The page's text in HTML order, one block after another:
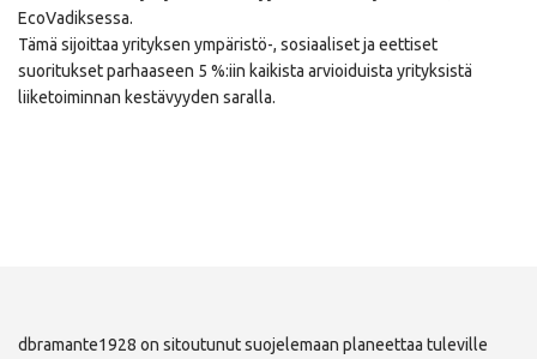
EcoVadiksessa.
Tämä sijoittaa yrityksen ympäristö-, sosiaaliset ja eettiset
suoritukset parhaaseen 5 %:iin kaikista arvioiduista yrityksistä
liiketoiminnan kestävyyden saralla.
dbramante1928 on sitoutunut suojelemaan planeettaa tuleville